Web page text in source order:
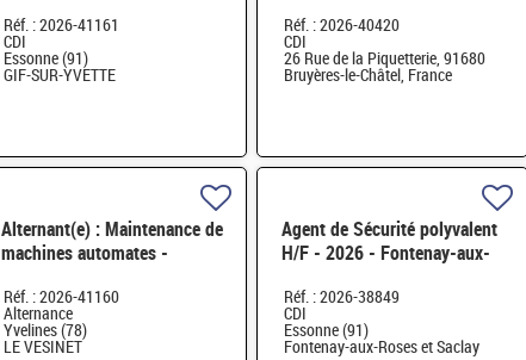
Réf. : 2026-41161
CDI
Essonne (91)
GIF-SUR-YVETTE
Réf. : 2026-40420
CDI
26 Rue de la Piquetterie, 91680
Bruyères-le-Châtel, France
Alternant(e) : Maintenance de
machines automates -
d'amélioration H/F
Réf. : 2026-41160
Alternance
Yvelines (78)
LE VESINET
Agent de Sécurité polyvalent
H/F - 2026 - Fontenay-aux-
Réf. : 2026-38849
CDI
Essonne (91)
Fontenay-aux-Roses et Saclay